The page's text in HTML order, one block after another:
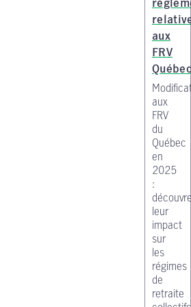
aux
FRV
Québec
aux
FRV
du
Québec
en
2025
:
leur
impact
sur
les
régimes
de
retraite